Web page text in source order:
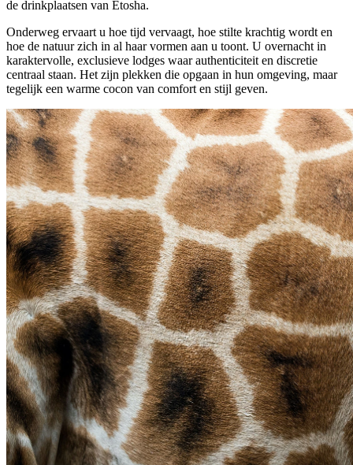
de drinkplaatsen van Etosha.
Onderweg ervaart u hoe tijd vervaagt, hoe stilte krachtig wordt en
hoe de natuur zich in al haar vormen aan u toont. U overnacht in
karaktervolle, exclusieve lodges waar authenticiteit en discretie
centraal staan. Het zijn plekken die opgaan in hun omgeving, maar
tegelijk een warme cocon van comfort en stijl geven.